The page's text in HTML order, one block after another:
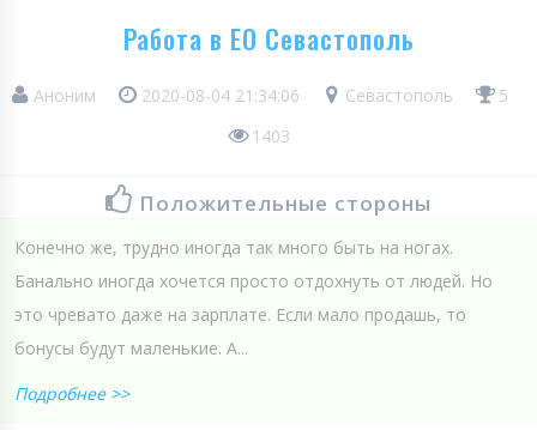
Работа в ЕО Севастополь
Аноним 2020-08-04 21:34:06 Севастополь
5
1403
Положительные стороны
Конечно же, трудно иногда так много быть на ногах.
Банально иногда хочется просто отдохнуть от людей. Но
это чревато даже на зарплате. Если мало продашь, то
бонусы будут маленькие. А...
Подробнее >>